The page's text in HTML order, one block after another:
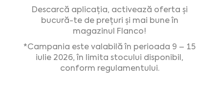
Descarcă aplicația, activează oferta și
bucură-te de prețuri și mai bune în
magazinul Flanco!
*Campania este valabilă în perioada 9 – 15
iulie 2026, în limita stocului disponibil,
conform regulamentului.